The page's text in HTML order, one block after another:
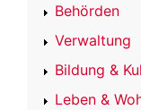
Behörden
Verwaltung
Bildung &
Leben &